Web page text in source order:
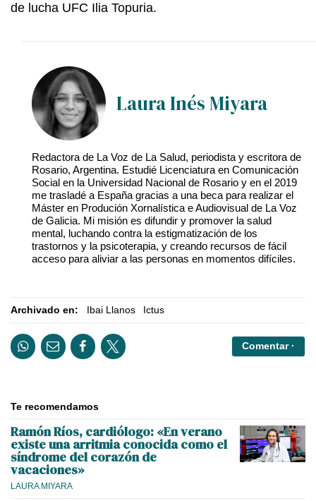
de lucha UFC Ilia Topuria.
Laura Inés Miyara
Redactora de La Voz de La Salud, periodista y escritora de
Rosario, Argentina. Estudié Licenciatura en Comunicación
Social en la Universidad Nacional de Rosario y en el 2019
me trasladé a España gracias a una beca para realizar el
Máster en Produción Xornalística e Audiovisual de La Voz
de Galicia. Mi misión es difundir y promover la salud
mental, luchando contra la estigmatización de los
trastornos y la psicoterapia, y creando recursos de fácil
acceso para aliviar a las personas en momentos difíciles.
Archivado en: Ibai Llanos Ictus
Comentar ·
Te recomendamos
Ramón Ríos, cardiólogo: «En verano
existe una arritmia conocida como el
síndrome del corazón de
vacaciones»
LAURA MIYARA